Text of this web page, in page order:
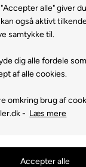
alle" giver
også aktivt
samtykke til.
dig alle fordele
af alle cookies.
omkring brug af
- Læs mere
Kogeplader /Gaggenau
til ethvert rum og